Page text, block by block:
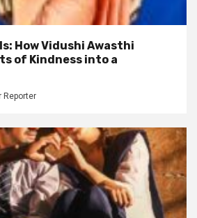
How Vidushi Awasthi
of Kindness into a
Reporter